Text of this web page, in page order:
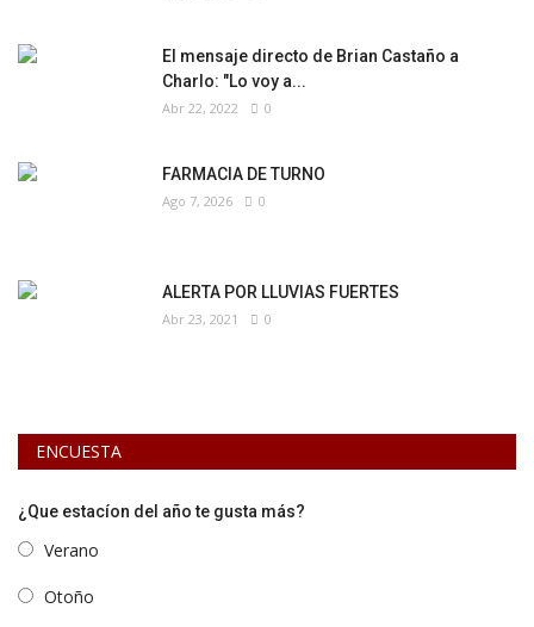
El mensaje directo de Brian Castaño a
Charlo: "Lo voy a...
Abr 22, 2022 0
FARMACIA DE TURNO
Ago 7, 2026 0
ALERTA POR LLUVIAS FUERTES
Abr 23, 2021 0
ENCUESTA
¿Que estacíon del año te gusta más?
Verano
Otoño